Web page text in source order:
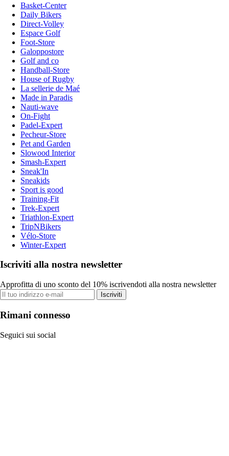
Basket-Center
Daily Bikers
Direct-Volley
Espace Golf
Foot-Store
Galoppostore
Golf and co
Handball-Store
House of Rugby
La sellerie de Maé
Made in Paradis
Nauti-wave
On-Fight
Padel-Expert
Pecheur-Store
Pet and Garden
Slowood Interior
Smash-Expert
Sneak'In
Sneakids
Sport is good
Training-Fit
Trek-Expert
Triathlon-Expert
TripNBikers
Vélo-Store
Winter-Expert
Iscriviti alla nostra newsletter
Approfitta di uno sconto del 10% iscrivendoti alla nostra newsletter
Iscriviti
Rimani connesso
Seguici sui social